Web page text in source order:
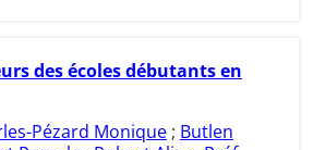
des écoles débutants en
Pézard Monique; Butlen